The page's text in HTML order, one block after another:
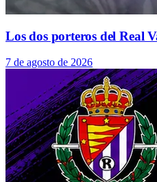
Los dos porteros del Real
7 de agosto de 2026